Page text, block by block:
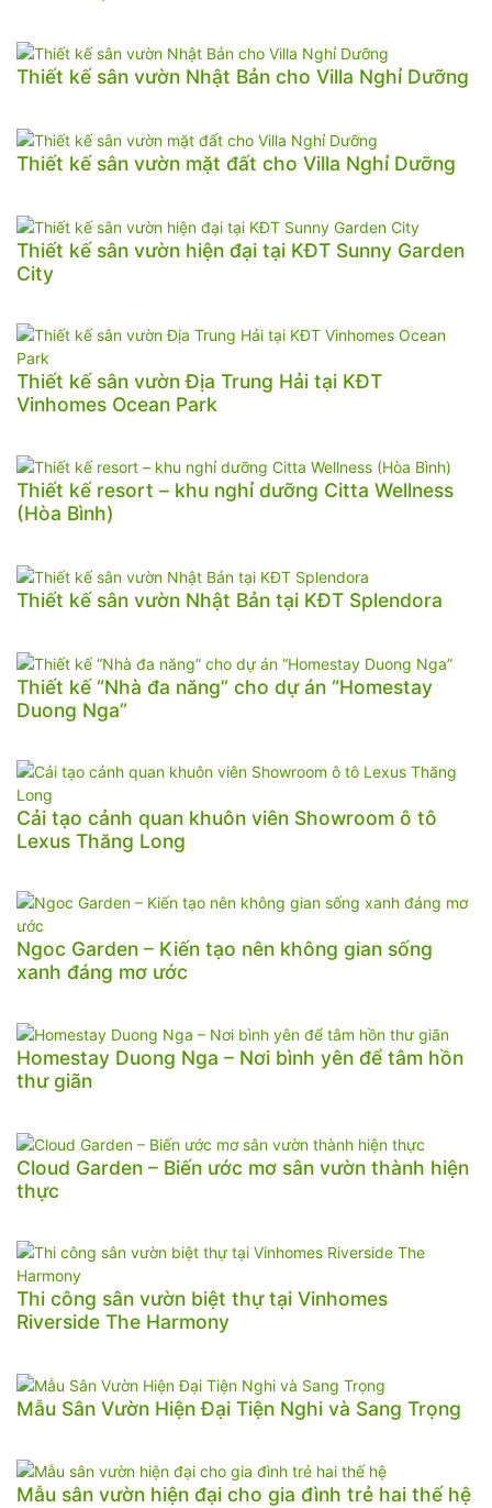
Thiết kế sân vườn Nhật Bản cho Villa Nghỉ Dưỡng
Thiết kế sân vườn mặt đất cho Villa Nghỉ Dưỡng
Thiết kế sân vườn hiện đại tại KĐT Sunny Garden
City
Thiết kế sân vườn Địa Trung Hải tại KĐT
Vinhomes Ocean Park
Thiết kế resort – khu nghỉ dưỡng Citta Wellness
(Hòa Bình)
Thiết kế sân vườn Nhật Bản tại KĐT Splendora
Thiết kế “Nhà đa năng” cho dự án “Homestay
Duong Nga”
Cải tạo cảnh quan khuôn viên Showroom ô tô
Lexus Thăng Long
Ngoc Garden – Kiến tạo nên không gian sống
xanh đáng mơ ước
Homestay Duong Nga – Nơi bình yên để tâm hồn
thư giãn
Cloud Garden – Biến ước mơ sân vườn thành hiện
thực
Thi công sân vườn biệt thự tại Vinhomes
Riverside The Harmony
Mẫu Sân Vườn Hiện Đại Tiện Nghi và Sang Trọng
Mẫu sân vườn hiện đại cho gia đình trẻ hai thế hệ